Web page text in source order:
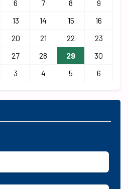
6 7 8
9
13 14 15
16
20 21 22
23
27 28 29
30
3 4 5 6